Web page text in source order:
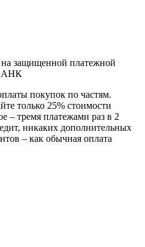
на защищенной платежной
покупок по частям.
только 25% стоимости
– тремя платежами раз в 2
никаких дополнительных
– как обычная оплата